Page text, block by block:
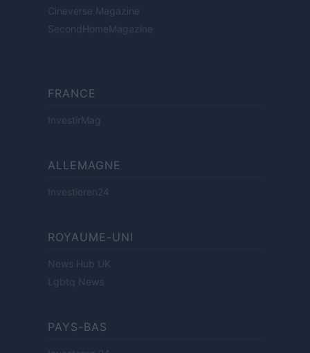
Cineverse Magazine
SecondHomeMagazine
FRANCE
InvestirMag
ALLEMAGNE
Investieren24
ROYAUME-UNI
News Hub UK
Lgbtq News
PAYS-BAS